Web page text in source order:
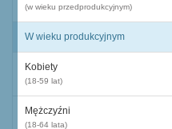
(w wieku przedprodukcyjnym)
W wieku produkcyjnym
Kobiety
(18-59 lat)
Mężczyźni
(18-64 lata)